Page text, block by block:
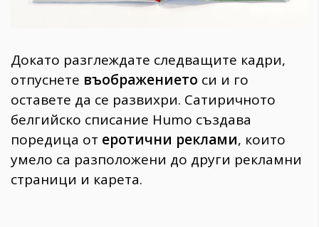
Wellness
ПОСЛЕДВАЙТЕ
НИ
Докато разглеждате следващите кадри,
отпуснете въображението си и го
оставете да се развихри. Сатиричното
белгийско списание Humo създава
поредица от еротични реклами, които
умело са разположени до други рекламни
страници и карета.